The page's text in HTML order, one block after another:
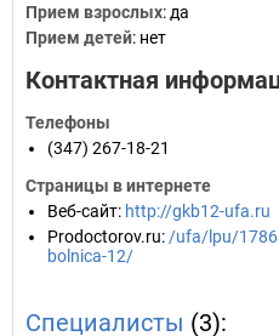
Прием взрослых: да
Прием детей: нет
Контактная
Телефоны
(347) 267-18-21
Страницы в интернете
Веб-сайт: http://gkb12-ufa.ru
Prodoctorov.ru: /ufa/lpu/
bolnica-12/
Специалисты (3):